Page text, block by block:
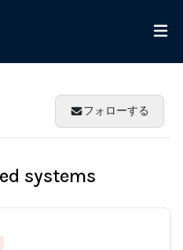
フォローする
systems